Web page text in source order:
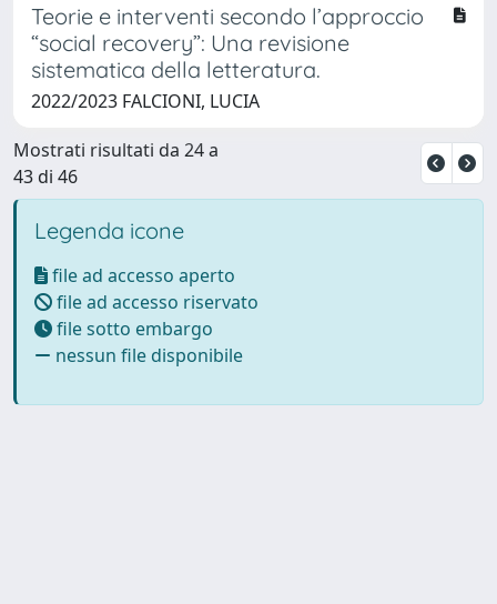
Teorie e interventi secondo l’approccio
“social recovery”: Una revisione
sistematica della letteratura.
2022/2023 FALCIONI, LUCIA
Mostrati risultati da 24 a
43 di 46
Legenda icone
file ad accesso aperto
file ad accesso riservato
file sotto embargo
nessun file disponibile